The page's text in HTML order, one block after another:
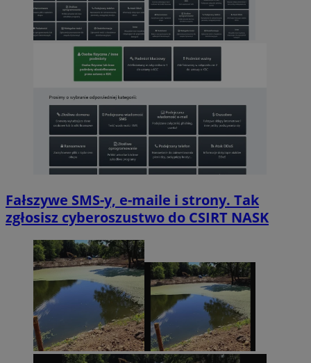
Fałszywe SMS-y, e-maile i strony. Tak
zgłosisz cyberoszustwo do CSIRT NASK